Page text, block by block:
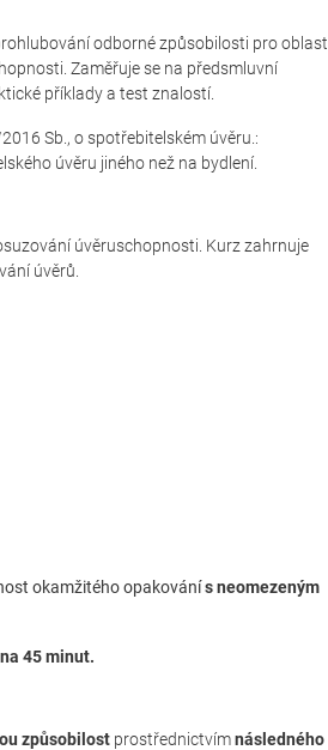
odborné způsobilosti pro oblast
Zaměřuje se na předsmluvní
příklady a test znalostí.
Sb., o spotřebitelském úvěru.:
úvěru jiného než na bydlení.
úvěruschopnosti. Kurz zahrnuje
úvěrů.
okamžitého opakovánís neomezeným
45 minut.
způsobilost prostřednictvímnásledného